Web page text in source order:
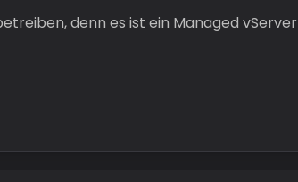
denn es ist ein Managed vServer